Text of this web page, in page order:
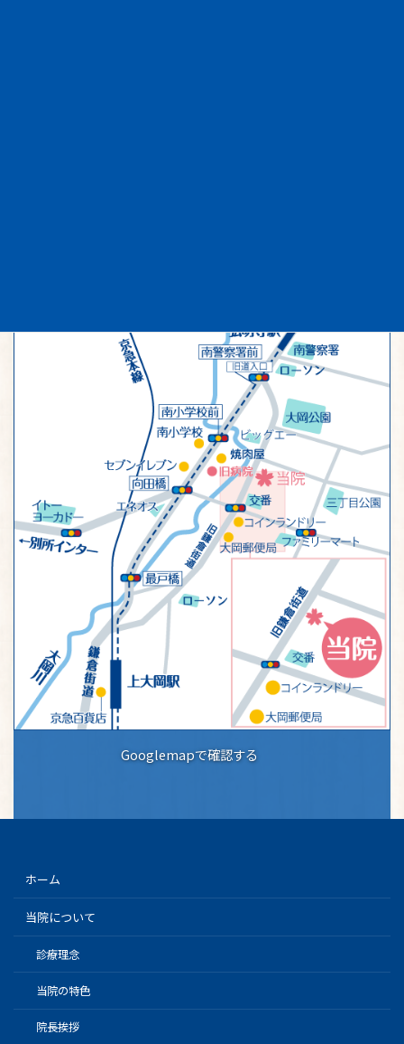
Googlemapで確認する
ホーム
当院について
診療理念
当院の特色
院長挨拶